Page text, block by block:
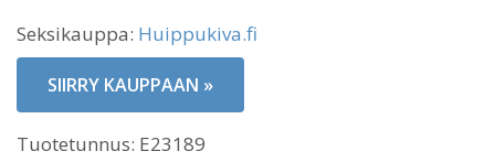
Seksikauppa: Huippukiva.fi
SIIRRY KAUPPAAN »
Tuotetunnus: E23189